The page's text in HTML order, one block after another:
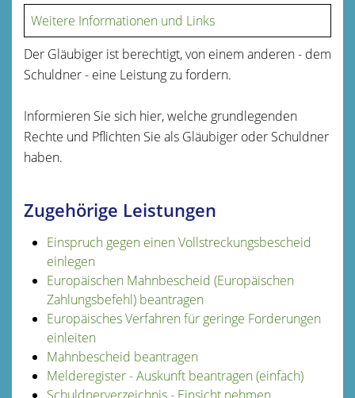
Weitere Informationen und Links
Der Gläubiger ist berechtigt, von einem anderen - dem
Schuldner - eine Leistung zu fordern.
Informieren Sie sich hier, welche grundlegenden
Rechte und Pflichten Sie als Gläubiger oder Schuldner
haben.
Zugehörige Leistungen
Einspruch gegen einen Vollstreckungsbescheid
einlegen
Europäischen Mahnbescheid (Europäischen
Zahlungsbefehl) beantragen
Europäisches Verfahren für geringe Forderungen
einleiten
Mahnbescheid beantragen
Melderegister - Auskunft beantragen (einfach)
Schuldnerverzeichnis - Einsicht nehmen